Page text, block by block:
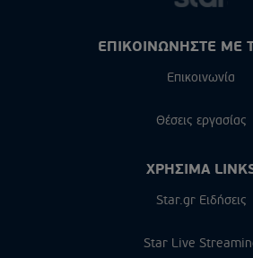
ΕΠΙΚΟΙΝΩΝΗΣΤΕ ΜΕ
Επικοινωνία
Θέσεις εργασίας
ΧΡΗΣΙΜΑ
Star.gr Ειδήσεις
Star Live